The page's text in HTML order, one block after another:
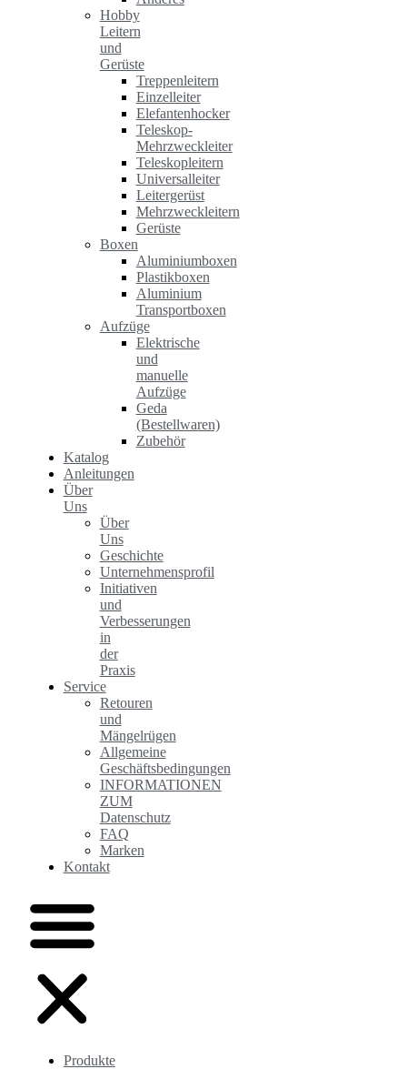
Hobby
Leitern
und
Gerüste
Treppenleitern
Einzelleiter
Elefantenhocker
Teleskop-
Mehrzweckleiter
Teleskopleitern
Universalleiter
Leitergerüst
Mehrzweckleitern
Gerüste
Boxen
Aluminiumboxen
Plastikboxen
Aluminium
Transportboxen
Aufzüge
Elektrische
und
manuelle
Aufzüge
Geda
(Bestellwaren)
Zubehör
Katalog
Anleitungen
Über
Uns
Über
Uns
Geschichte
Unternehmensprofil
Initiativen
und
Verbesserungen
in
der
Praxis
Service
Retouren
und
Mängelrügen
Allgemeine
Geschäftsbedingungen
INFORMATIONEN
ZUM
Datenschutz
FAQ
Marken
Kontakt
Produkte